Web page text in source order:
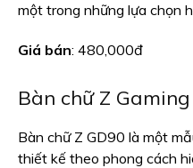
một trong những lựa chọn
Giá bán: 480,000đ
Bàn chữ Z
Bàn chữ Z GD90 là một
thiết kế theo phong cách